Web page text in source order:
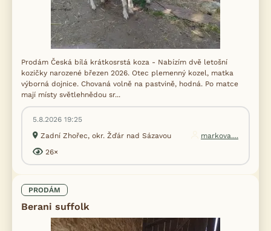
Prodám Česká bílá krátkosrstá koza - Nabízím dvě letošní
kozičky narozené březen 2026. Otec plemenný kozel, matka
výborná dojnice. Chovaná volně na pastvině, hodná. Po matce
mají místy světlehnědou sr...
5.8.2026 19:25
Zadní Zhořec, okr. Žďár nad Sázavou
markova....
26×
PRODÁM
Berani suffolk